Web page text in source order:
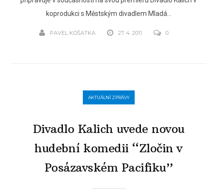
koprodukci s Městským divadlem Mladá...
PAVEL KOŠATKA 27. 4. 2011 0
AKTUÁLNÍ ZPRÁVY
Divadlo Kalich uvede novou
hudební komedii “Zločin v
Posázavském Pacifiku”